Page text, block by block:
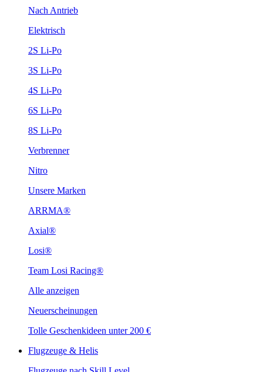
Nach Antrieb
Elektrisch
2S Li-Po
3S Li-Po
4S Li-Po
6S Li-Po
8S Li-Po
Verbrenner
Nitro
Unsere Marken
ARRMA®
Axial®
Losi®
Team Losi Racing®
Alle anzeigen
Neuerscheinungen
Tolle Geschenkideen unter 200 €
Flugzeuge & Helis